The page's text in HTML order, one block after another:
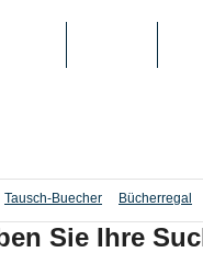
Tausch-Buecher Bücherregal
Sie Ihre